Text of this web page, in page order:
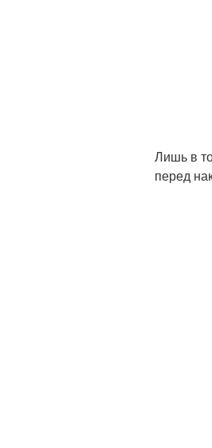
Лишь в
перед